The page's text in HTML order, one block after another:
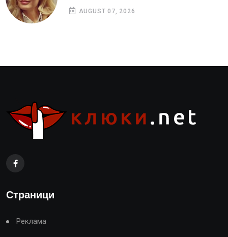
AUGUST 07, 2026
Страници
Реклама